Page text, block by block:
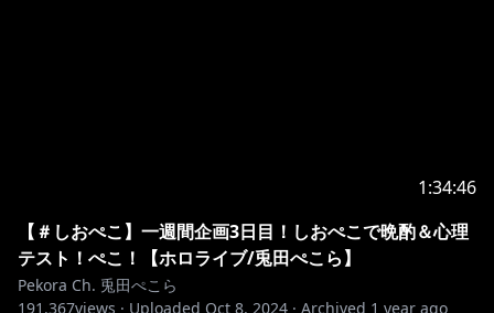
1:34:46
【＃しおぺこ】一週間企画3日目！しおぺこで晩酌＆心理
テスト！ぺこ！【ホロライブ/兎田ぺこら】
Pekora Ch. 兎田ぺこら
191,367views · Uploaded Oct 8, 2024 · Archived 1 year ago